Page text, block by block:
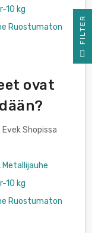
10 kg
Ruostumaton
ovat
Shopissa
10 kg
Ruostumaton
R